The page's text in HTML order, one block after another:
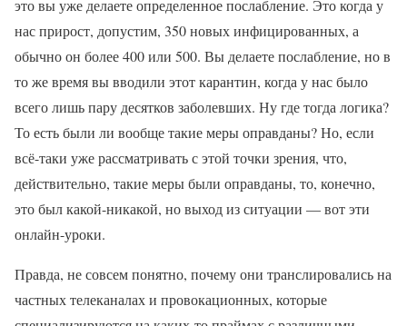
это вы уже делаете определенное послабление. Это когда у
нас прирост, допустим, 350 новых инфицированных, а
обычно он более 400 или 500. Вы делаете послабление, но в
то же время вы вводили этот карантин, когда у нас было
всего лишь пару десятков заболевших. Ну где тогда логика?
То есть были ли вообще такие меры оправданы? Но, если
всё-таки уже рассматривать с этой точки зрения, что,
действительно, такие меры были оправданы, то, конечно,
это был какой-никакой, но выход из ситуации — вот эти
онлайн-уроки.
Правда, не совсем понятно, почему они транслировались на
частных телеканалах и провокационных, которые